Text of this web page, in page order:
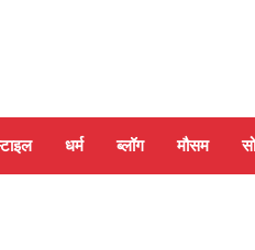
धर्म ब्लॉग मौसम